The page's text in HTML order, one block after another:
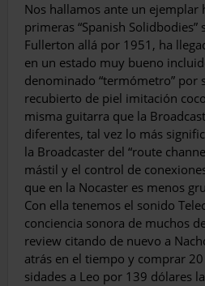
Nos hallamos ante un ejem­plar
primeras “Spanish Solidbodies”
Fullerton allá por 1951, ha
en un estado muy bueno
denominado “termómetro” por
recubierto de piel imitación
misma guitarra que la
diferentes, tal vez lo más
la Broadcaster del “route
mástil y el control de
que en la Nocaster es menos
Con ella tenemos el sonido
conciencia sonora de muchos
review citando de nuevo a
atrás en el tiempo y comprar
sidades a Leo por 139 dólares